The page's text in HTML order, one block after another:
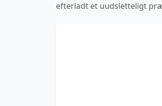
efterladt et uudsletteligt